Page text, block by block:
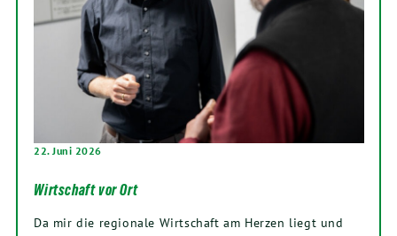
22. Juni 2026
Wirtschaft vor Ort
Da mir die regionale Wirtschaft am Herzen liegt und